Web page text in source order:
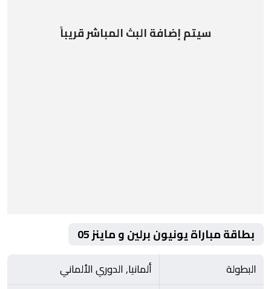
سيتم إضافة البث المباشر قريباً
بطاقة مباراة يونيون برلين و ماينز 05
البطولة
ألمانيا, الدوري الألماني